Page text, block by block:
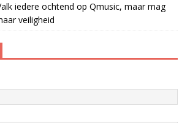
iedere ochtend op Qmusic, maar mag
veiligheid